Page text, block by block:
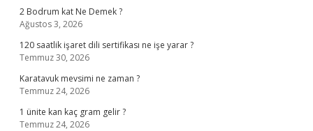
2 Bodrum kat Ne Demek ?
Ağustos 3, 2026
120 saatlik işaret dili sertifikası ne işe yarar ?
Temmuz 30, 2026
Karatavuk mevsimi ne zaman ?
Temmuz 24, 2026
1 ünite kan kaç gram gelir ?
Temmuz 24, 2026